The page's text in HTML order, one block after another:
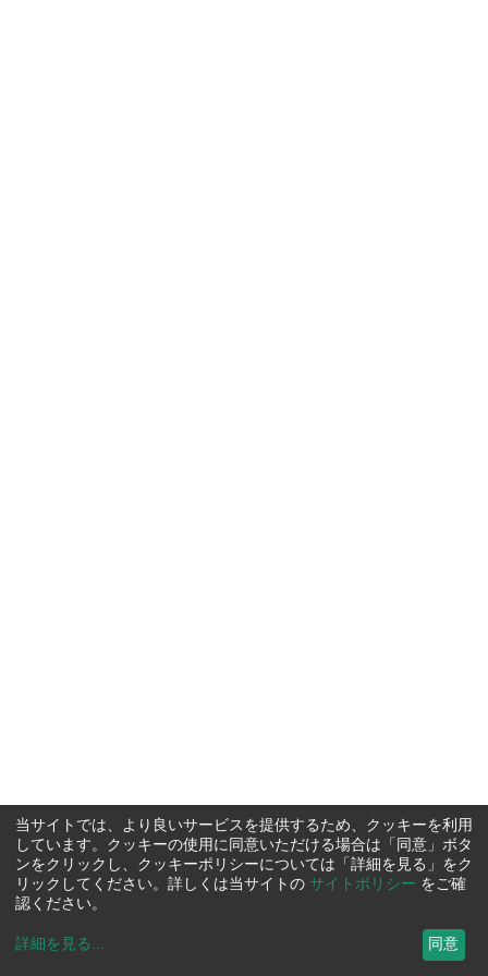
当サイトでは、より良いサービスを提供するため、クッキーを利用
しています。クッキーの使用に同意いただける場合は「同意」ボタ
ンをクリックし、クッキーポリシーについては「詳細を見る」をク
リックしてください。詳しくは当サイトの サイトポリシー をご確
認ください。
詳細を見る ... 同意